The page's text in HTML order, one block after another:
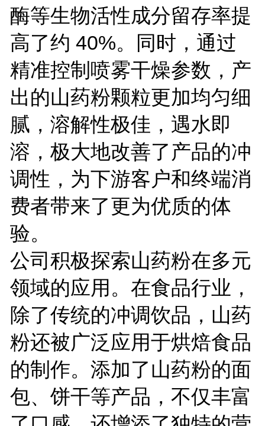
酶等生物活性成分留存率提
高了约 40%。同时，通过
精准控制喷雾干燥参数，产
出的山药粉颗粒更加均匀细
腻，溶解性极佳，遇水即
溶，极大地改善了产品的冲
调性，为下游客户和终端消
费者带来了更为优质的体
验。
公司积极探索山药粉在多元
领域的应用。在食品行业，
除了传统的冲调饮品，山药
粉还被广泛应用于烘焙食品
的制作。添加了山药粉的面
包、饼干等产品，不仅丰富